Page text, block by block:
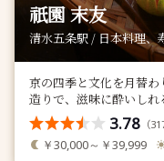
祇園 末友
清水五条駅 / 日本料理、
京の四季と文化を月替
造りで、滋味に酔いしれ
3.78 （
￥30,000～￥39,999